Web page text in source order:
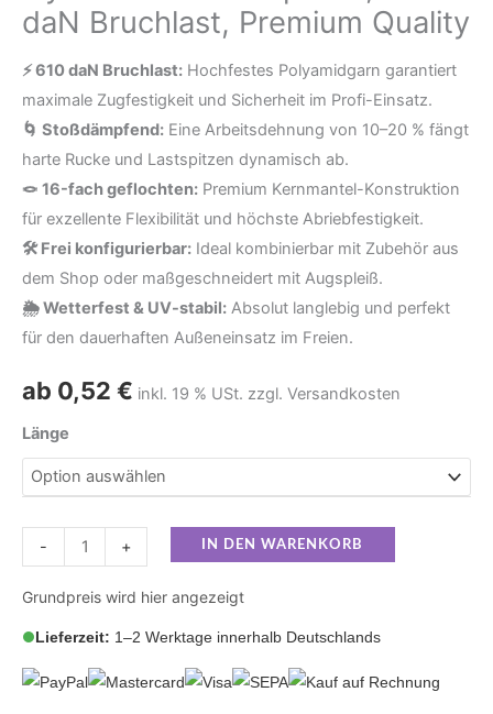
daN Bruchlast, Premium Quality
⚡ 610 daN Bruchlast: Hochfestes Polyamidgarn garantiert
maximale Zugfestigkeit und Sicherheit im Profi-Einsatz.
🌀 Stoßdämpfend: Eine Arbeitsdehnung von 10–20 % fängt
harte Rucke und Lastspitzen dynamisch ab.
🪢 16-fach geflochten: Premium Kernmantel-Konstruktion
für exzellente Flexibilität und höchste Abriebfestigkeit.
🛠️ Frei konfigurierbar: Ideal kombinierbar mit Zubehör aus
dem Shop oder maßgeschneidert mit Augspleiß.
🌦️ Wetterfest & UV-stabil: Absolut langlebig und perfekt
für den dauerhaften Außeneinsatz im Freien.
ab 0,52 € inkl. 19 % USt. zzgl. Versandkosten
Länge
-
Seilkern,
Nylonseil
stoßdämpfend,
610
daN
Bruchlast,
Premium
Quality
Menge
+ IN DEN WARENKORB
Grundpreis wird hier angezeigt
Lieferzeit: 1–2 Werktage innerhalb Deutschlands